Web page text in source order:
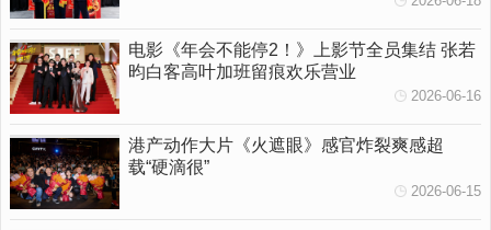
电影《年会不能停2！》上影节全员集结 张若
昀白客高叶加班留痕欢乐营业
2026-06-16
港产动作大片《火遮眼》感官炸裂爽感超
载“硬滴很”
2026-06-15